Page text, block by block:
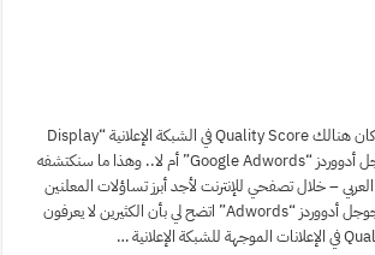
معاناة في معرفة فيما إذا كان هنالك Quality Score في الشبكة الإعلانية “Display
Network” في عالم جوجل أدووردز “Google Adwords” أم لا.. وهذا ما سنكتشفه
– خلال تصفحي للإنترنت لأجد أبرز تساؤلات المعلنين
على الشبكة الإعلانية في جوجل أدووردز “Adwords” اتضح لي بأن الكثيرين لا يعرفون